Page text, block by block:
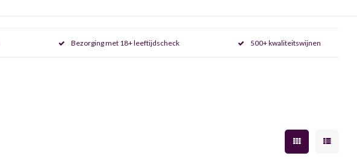
Bezorging met 18+ leeftijdscheck 500+ kwaliteitswijnen